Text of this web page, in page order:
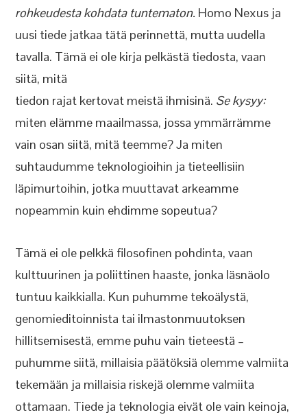
rohkeudesta kohdata tuntematon. Homo Nexus ja
uusi tiede jatkaa tätä perinnettä, mutta uudella
tavalla. Tämä ei ole kirja pelkästä tiedosta, vaan
siitä, mitä
tiedon rajat kertovat meistä ihmisinä. Se kysyy:
miten elämme maailmassa, jossa ymmärrämme
vain osan siitä, mitä teemme? Ja miten
suhtaudumme teknologioihin ja tieteellisiin
läpimurtoihin, jotka muuttavat arkeamme
nopeammin kuin ehdimme sopeutua?
Tämä ei ole pelkkä filosofinen pohdinta, vaan
kulttuurinen ja poliittinen haaste, jonka läsnäolo
tuntuu kaikkialla. Kun puhumme tekoälystä,
genomieditoinnista tai ilmastonmuutoksen
hillitsemisestä, emme puhu vain tieteestä –
puhumme siitä, millaisia päätöksiä olemme valmiita
tekemään ja millaisia riskejä olemme valmiita
ottamaan. Tiede ja teknologia eivät ole vain keinoja,